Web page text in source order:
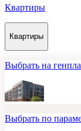
Квартиры
Квартиры
Выбрать на
Выбрать по